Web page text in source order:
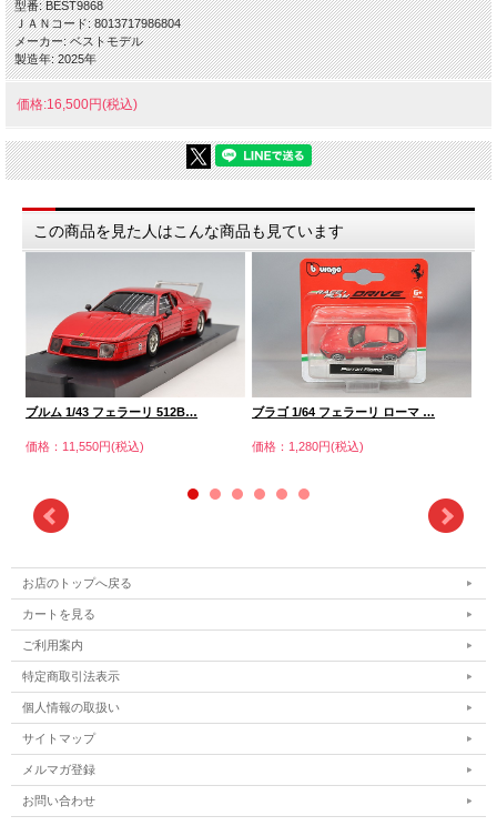
型番: BEST9868
ＪＡＮコード: 8013717986804
メーカー: ベストモデル
製造年: 2025年
価格:16,500円(税込)
この商品を見た人はこんな商品も見ています
ブルム 1/43 フェラーリ 512B…
価格：11,550円(税込)
ブラゴ 1/64 フェラーリ ローマ …
価格：1,280円(税込)
お店のトップへ戻る
カートを見る
ご利用案内
特定商取引法表示
個人情報の取扱い
サイトマップ
メルマガ登録
お問い合わせ